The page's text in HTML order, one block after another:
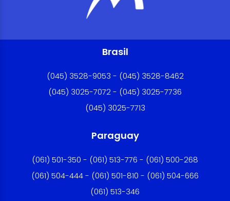
Brasil
(045) 3528-9053 - (045) 3528-8462
(045) 3025-7072 - (045) 3025-7736
(045) 3025-7713
Paraguay
(061) 501-350 - (061) 513-776 - (061) 500-268
(061) 504-444 - (061) 501-810 - (061) 504-666
(061) 513-346